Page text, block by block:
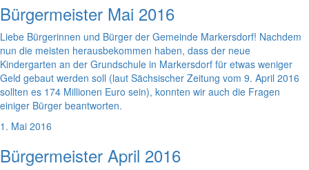
Bürgermeister Mai 2016
Liebe Bürgerinnen und Bürger der Gemeinde Markersdorf! Nachdem
nun die meisten herausbekommen haben, dass der neue
Kindergarten an der Grundschule in Markersdorf für etwas weniger
Geld gebaut werden soll (laut Sächsischer Zeitung vom 9. April 2016
sollten es 174 Millionen Euro sein), konnten wir auch die Fragen
einiger Bürger beantworten.
1. Mai 2016
Bürgermeister April 2016